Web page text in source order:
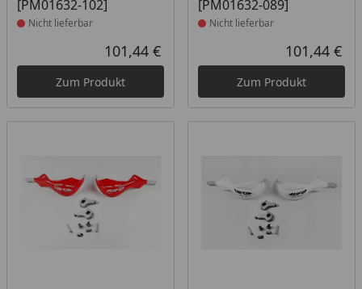
[PM01632-102]
Nicht lieferbar
Aktueller Preis
101,44 €
Zum Produkt
[PM01632-089]
Nicht lieferbar
101,44 €
Zum Produkt